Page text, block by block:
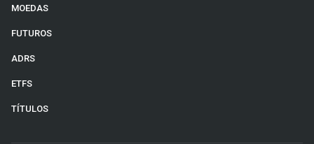
MOEDAS
FUTUROS
ADRS
ETFS
TÍTULOS